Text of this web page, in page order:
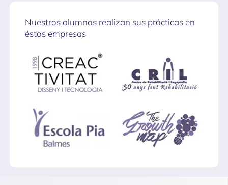
Nuestros alumnos realizan sus prácticas en
éstas empresas